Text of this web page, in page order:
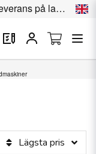
på lagervara
Lägsta pris